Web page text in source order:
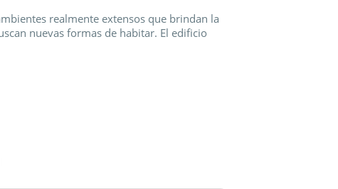
realmente extensos que brindan la
nuevas formas de habitar. El edificio
de relax, pensados para
| SOLARIUM | COCHERAS